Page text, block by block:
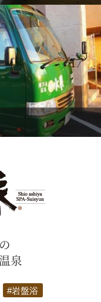
泉
#岩盤浴